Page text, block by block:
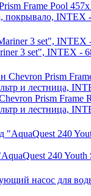
Frame Pool
покрывало, INTEX
3 set", INTEX -
Prism Frame
и лестница,
240